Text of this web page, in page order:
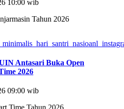
10:00 wib
Tahun 2026
Antasari Buka Open
2026
09:00 wib